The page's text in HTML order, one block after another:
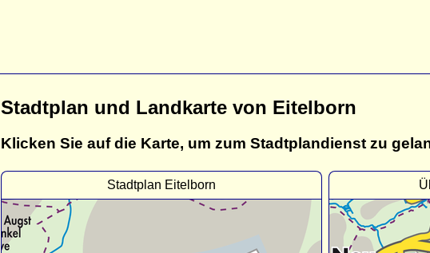
Stadtplan und Landkarte von Eitelborn
Klicken Sie auf die Karte, um zum Stadtplandienst zu
Stadtplan Eitelborn